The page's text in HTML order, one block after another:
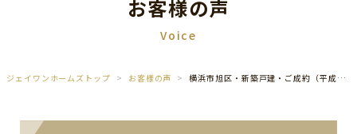
お客様の声
Voice
ジェイワンホームズトップ お客様の声 横浜市旭区・新築戸建・ご成約（平成３０年７月） Ｍ ・ Ｉ 様